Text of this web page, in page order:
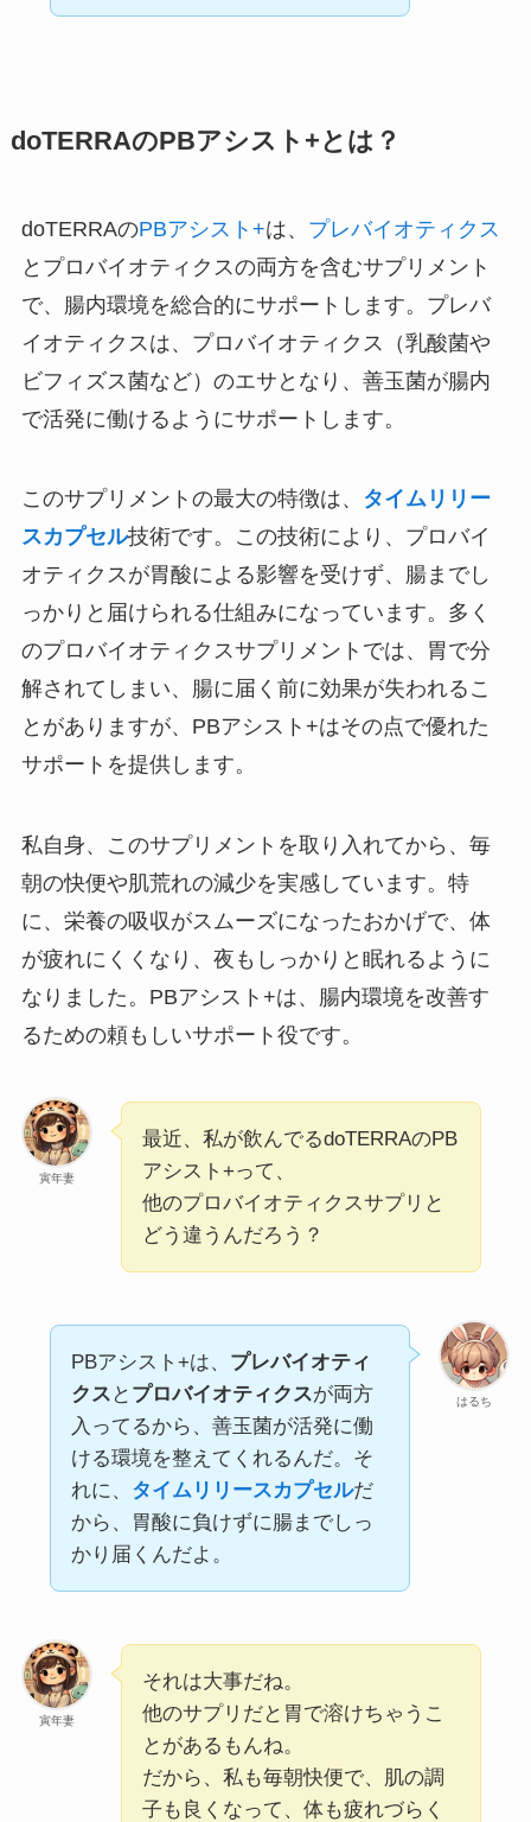
doTERRAのPBアシスト+とは？
doTERRAのPBアシスト+は、 プレバイオティクス
とプロバイオティクスの両方を含むサプリメント
で、腸内環境を総合的にサポートします。プレバ
イオティクスは、プロバイオティクス（乳酸菌や
ビフィズス菌など）のエサとなり、善玉菌が腸内
で活発に働けるようにサポートします。
このサプリメントの最大の特徴は、
タイムリリー
スカプセル技術です。この技術により、プロバイ
オティクスが胃酸による影響を受けず、腸までし
っかりと届けられる仕組みになっています。多く
のプロバイオティクスサプリメントでは、胃で分
解されてしまい、腸に届く前に効果が失われるこ
とがありますが、PBアシスト+はその点で優れた
サポートを提供します。
私自身、このサプリメントを取り入れてから、毎
朝の快便や肌荒れの減少を実感しています。特
に、栄養の吸収がスムーズになったおかげで、体
が疲れにくくなり、夜もしっかりと眠れるように
なりました。PBアシスト+は、腸内環境を改善す
るための頼もしいサポート役です。
寅年妻
最近、私が飲んでるdoTERRAのPB
アシスト+って、
他のプロバイオティクスサプリと
どう違うんだろう？
はるち
PBアシスト+は、 プレバイオティ
クス と プロバイオティクスが両方
入ってるから、善玉菌が活発に働
ける環境を整えてくれるんだ。そ
れに、 タイムリリースカプセルだ
から、胃酸に負けずに腸までしっ
かり届くんだよ。
寅年妻
それは大事だね。
他のサプリだと胃で溶けちゃうこ
とがあるもんね。
だから、私も毎朝快便で、肌の調
子も良くなって、体も疲れづらく